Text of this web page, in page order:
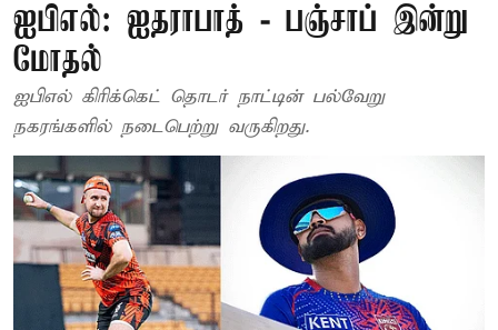
ஐபிஎல்: ஐதராபாத் - பஞ்சாப் இன்று
மோதல்
ஐபிஎல் கிரிக்கெட் தொடர் நாட்டின் பல்வேறு
நகரங்களில் நடைபெற்று வருகிறது.